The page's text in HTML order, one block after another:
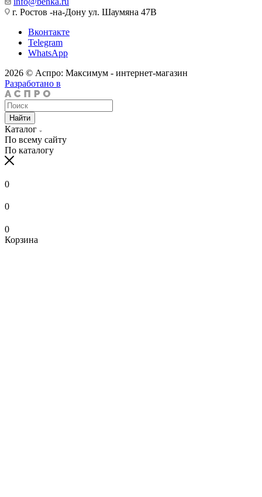
г. Ростов -на-Дону ул. Шаумяна 47В
Вконтакте
Telegram
WhatsApp
2026 © Аспро: Максимум - интернет-магазин
Разработано в
Найти
Каталог
По всему сайту
По каталогу
0
0
0
Корзина